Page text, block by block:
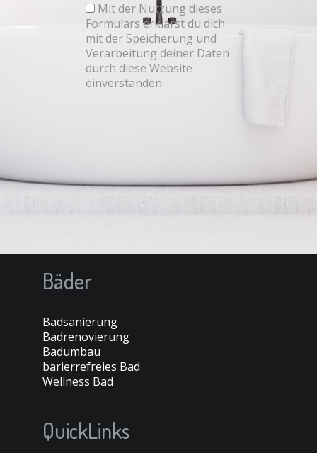
Mit der Nutzung dieses
Formulars erklärst du dich
mit der Speicherung und
Verarbeitung deiner Daten
durch diese Website
einverstanden.
Bäder
Badsanierung
Badrenovierung
Badumbau
barierrefreies Bad
Wellness Bad
QuickLinks